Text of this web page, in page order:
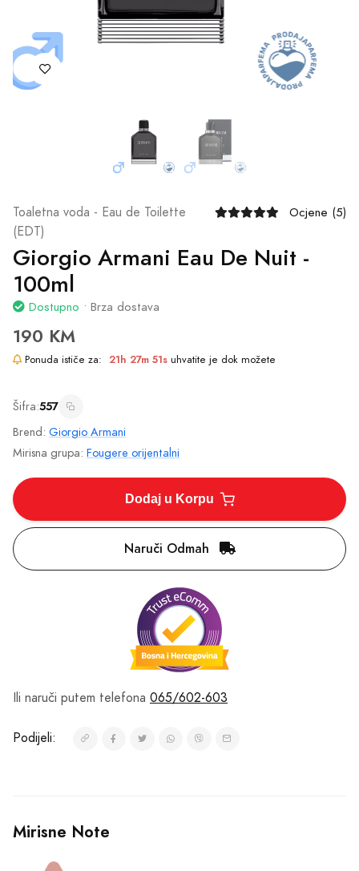
Toaletna voda - Eau de Toilette
(EDT)
Ocjene (5)
Giorgio Armani Eau De Nuit -
100ml
Dostupno • Brza dostava
190 KM
Ponuda ističe za: 21h 27m 50s uhvatite je dok možete
Šifra:557
Brend: Giorgio Armani
Mirisna grupa: Fougere orijentalni
Dodaj u Korpu
Naruči Odmah
Ili naruči putem telefona 065/602-603
Podijeli:
Mirisne Note